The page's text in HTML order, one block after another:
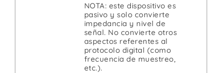
NOTA: este dispositivo es
pasivo y solo convierte
impedancia y nivel de
señal. No convierte otros
aspectos referentes al
protocolo digital (como
frecuencia de muestreo,
etc.).